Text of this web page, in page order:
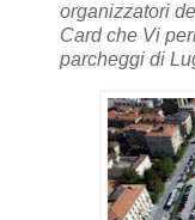
organizzatori
Card che Vi
parcheggi di